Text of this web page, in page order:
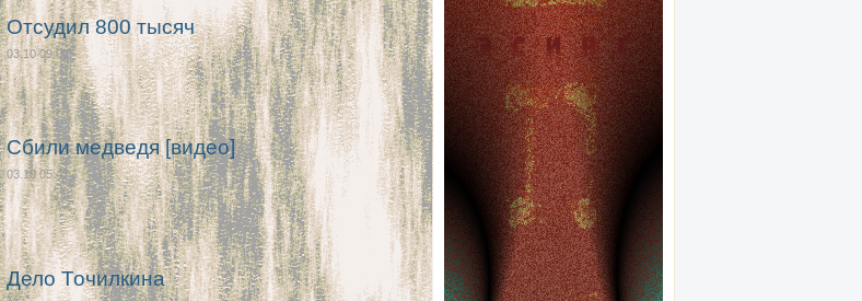
Отсудил 800 тысяч
03.10 09:09
Сбили медведя [видео]
03.10 05:47
Дело Точилкина